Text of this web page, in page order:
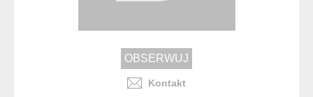
Kontakt